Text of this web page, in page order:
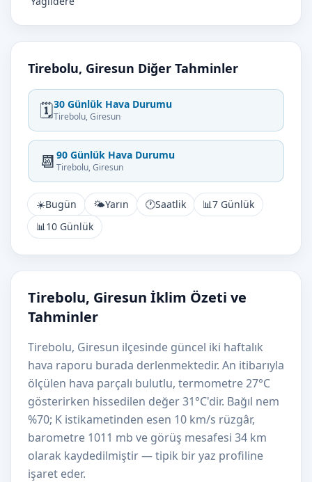
Tirebolu, Giresun Diğer Tahminler
🗓️30 Günlük Hava Durumu
Tirebolu, Giresun
📆 90 Günlük Hava Durumu
Tirebolu, Giresun
☀️Bugün 🌤️Yarın 🕐Saatlik 📊7 Günlük
📊10 Günlük
Tirebolu, Giresun İklim Özeti ve
Tahminler
Tirebolu, Giresun ilçesinde güncel iki haftalık
hava raporu burada derlenmektedir. An itibarıyla
ölçülen hava parçalı bulutlu, termometre 27°C
gösterirken hissedilen değer 31°C'dir. Bağıl nem
%70; K istikametinden esen 10 km/s rüzgâr,
barometre 1011 mb ve görüş mesafesi 34 km
olarak kaydedilmiştir — tipik bir yaz profiline
işaret eder.